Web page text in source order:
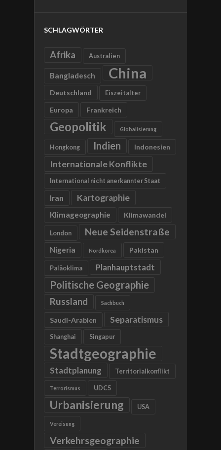
SCHLAGWÖRTER
Afrika Australien
Bangladesch China
Deutschland Eiszeitalter
Europa Frankreich
Geopolitik Globalisierung
Hongkong Indien Indonesien
Internationale Konflikte
International nicht anerkannter Staat
Iran Kartographie
Klimageographie Klimawandel
London Neue Seidenstraße
Nigeria Nordkorea Pakistan
Paläoklima Planhauptstadt
Politische Geographie
Russland Sachbuch
Saudi-Arabien Separatismus
Shanghai Singapur
Stadtgeographie
Stadtplanung Territorialkonflikt
Terrorismus UDC5
Urbanisierung USA
Vereisung
Verkehrsgeographie